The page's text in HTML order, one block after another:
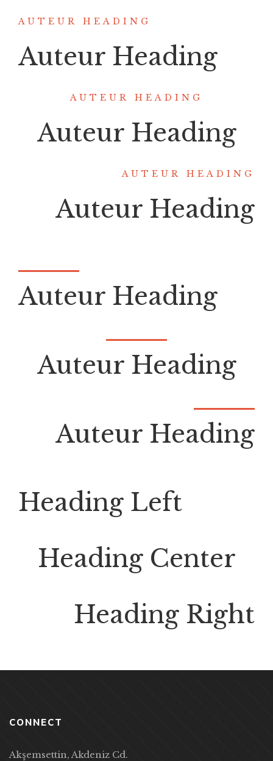
AUTEUR HEADING
Auteur Heading
AUTEUR HEADING
Auteur Heading
AUTEUR HEADING
Auteur Heading
Auteur Heading
Auteur Heading
Auteur Heading
Heading Left
Heading Center
Heading Right
CONNECT
Akşemsettin, Akdeniz Cd.